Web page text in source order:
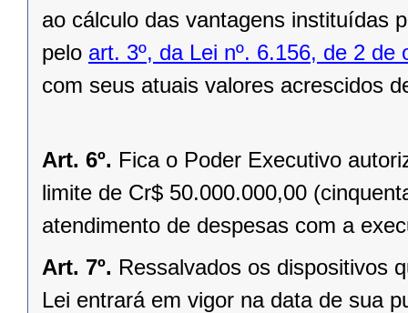
ao cálculo das vantagens instituídas
pelo art. 3º, da Lei nº. 6.156, de 2 de
com seus atuais valores acrescidos
Art. 6º. Fica o Poder Executivo
limite de Cr$ 50.000.000,00
atendimento de despesas com a
Art. 7º. Ressalvados os dispositivos
Lei entrará em vigor na data de sua